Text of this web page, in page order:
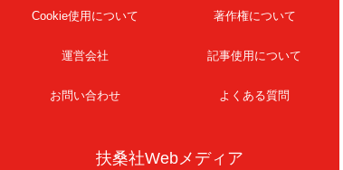
Cookie使用について 著作権について
運営会社 記事使用について
お問い合わせ よくある質問
扶桑社Webメディア